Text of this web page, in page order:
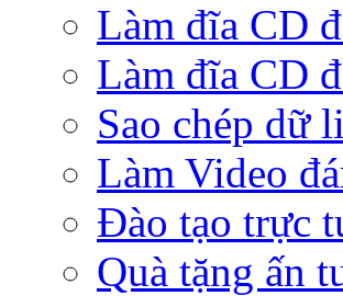
Làm đĩa CD
Làm đĩa CD
Sao chép dữ
Làm Video
Đào tạo trực
Quà tặng ấn